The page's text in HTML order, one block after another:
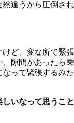
然違うから圧倒され
ど、変な所で緊張
、隙間があったら乗
って緊張するみた
いなって思うこと